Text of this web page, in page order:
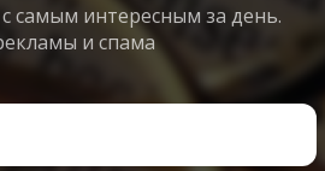
самым интересным за день.
и спама